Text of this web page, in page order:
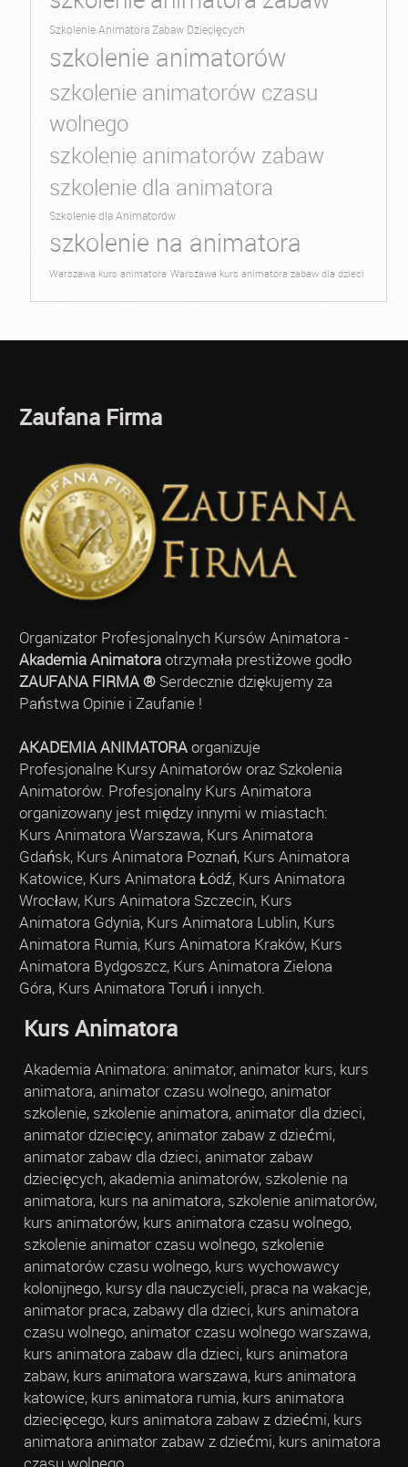
Szkolenie Animatora Zabaw Dziecięcych
szkolenie animatorów
szkolenie animatorów czasu
wolnego
szkolenie animatorów zabaw
szkolenie dla animatora
Szkolenie dla Animatorów
szkolenie na animatora
Warszawa kurs animatora Warszawa kurs animatora zabaw dla dzieci
Zaufana Firma
Organizator Profesjonalnych Kursów Animatora -
Akademia Animatoraotrzymała prestiżowe godło
ZAUFANA FIRMA ®Serdecznie dziękujemy za
Państwa Opinie i Zaufanie !
AKADEMIA ANIMATORAorganizuje
Profesjonalne Kursy Animatorów oraz Szkolenia
Animatorów. Profesjonalny Kurs Animatora
organizowany jest między innymi w miastach:
Kurs Animatora Warszawa, Kurs Animatora
Gdańsk, Kurs Animatora Poznań, Kurs Animatora
Katowice, Kurs Animatora Łódź, Kurs Animatora
Wrocław, Kurs Animatora Szczecin, Kurs
Animatora Gdynia, Kurs Animatora Lublin, Kurs
Animatora Rumia, Kurs Animatora Kraków, Kurs
Animatora Bydgoszcz, Kurs Animatora Zielona
Góra, Kurs Animatora Toruń i innych.
Kurs Animatora
Akademia Animatora: animator, animator kurs, kurs
animatora, animator czasu wolnego, animator
szkolenie, szkolenie animatora, animator dla dzieci,
animator dziecięcy, animator zabaw z dziećmi,
animator zabaw dla dzieci, animator zabaw
dziecięcych, akademia animatorów, szkolenie na
animatora, kurs na animatora, szkolenie animatorów,
kurs animatorów, kurs animatora czasu wolnego,
szkolenie animator czasu wolnego, szkolenie
animatorów czasu wolnego, kurs wychowawcy
kolonijnego, kursy dla nauczycieli, praca na wakacje,
animator praca, zabawy dla dzieci, kurs animatora
czasu wolnego, animator czasu wolnego warszawa,
kurs animatora zabaw dla dzieci, kurs animatora
zabaw, kurs animatora warszawa, kurs animatora
katowice, kurs animatora rumia, kurs animatora
dziecięcego, kurs animatora zabaw z dziećmi, kurs
animatora animator zabaw z dziećmi, kurs animatora
czasu wolnego